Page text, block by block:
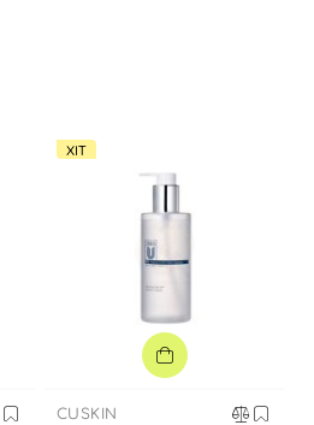
ХІТ
CUSKIN
допомогою e-mail